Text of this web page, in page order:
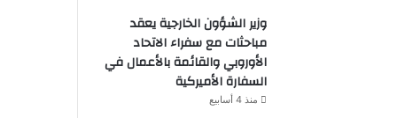
وزير الشؤون الخارجية يعقد
مباحثات مع سفراء الاتحاد
الأوروبي والقائمة بالأعمال في
السفارة الأميركية
منذ 4 أسابيع